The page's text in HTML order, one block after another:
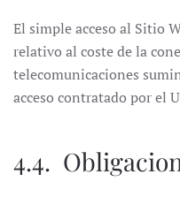
El simple acceso al Sitio
relativo al coste de la
telecomunicaciones
acceso contratado por el
4.4.